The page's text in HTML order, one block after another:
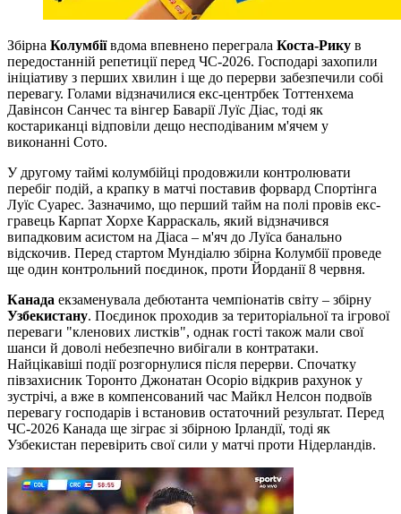
Збірна Колумбіївдома впевнено переграла Коста-Рику в
передостанній репетиції перед ЧС-2026. Господарі захопили
ініціативу з перших хвилин і ще до перерви забезпечили собі
перевагу. Голами відзначилися екс-центрбек Тоттенхема
Давінсон Санчес та вінгер Баварії Луїс Діас, тоді як
костариканці відповіли дещо несподіваним м'ячем у
виконанні Сото.
У другому таймі колумбійці продовжили контролювати
перебіг подій, а крапку в матчі поставив форвард Спортінга
Луїс Суарес. Зазначимо, що перший тайм на полі провів екс-
гравець Карпат Хорхе Карраскаль, який відзначився
випадковим асистом на Діаса – м'яч до Луїса банально
відскочив. Перед стартом Мундіалю збірна Колумбії проведе
ще один контрольний поєдинок, проти Йорданії 8 червня.
Канада екзаменувала дебютанта чемпіонатів світу – збірну
Узбекистану. Поєдинок проходив за територіальної та ігрової
переваги "кленових листків", однак гості також мали свої
шанси й доволі небезпечно вибігали в контратаки.
Найцікавіші події розгорнулися після перерви. Спочатку
півзахисник Торонто Джонатан Осоріо відкрив рахунок у
зустрічі, а вже в компенсований час Майкл Нелсон подвоїв
перевагу господарів і встановив остаточний результат. Перед
ЧС-2026 Канада ще зіграє зі збірною Ірландії, тоді як
Узбекистан перевірить свої сили у матчі проти Нідерландів.